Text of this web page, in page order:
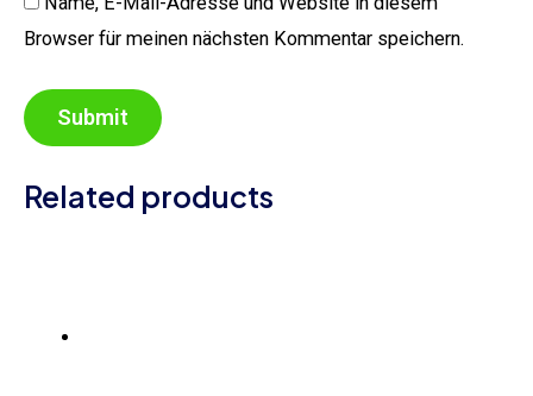
Browser für meinen nächsten Kommentar speichern.
Related products